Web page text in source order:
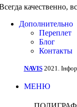
качественно,
Дополнительно
Переплет
Блог
Контакты
NAVIS 2021.
МЕНЮ